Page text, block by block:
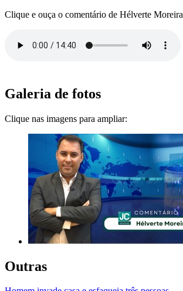
Clique e ouça o comentário de Hélverte Moreira
Galeria de fotos
Clique nas imagens para ampliar:
Outras